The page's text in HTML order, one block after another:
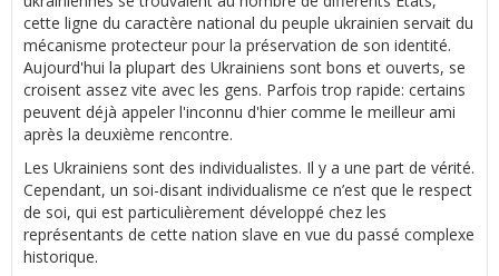
cette ligne du caractère national du peuple ukrainien servait du
mécanisme protecteur pour la préservation de son identité.
Aujourd'hui la plupart des Ukrainiens sont bons et ouverts, se
croisent assez vite avec les gens. Parfois trop rapide: certains
peuvent déjà appeler l'inconnu d'hier comme le meilleur ami
après la deuxième rencontre.
Les Ukrainiens sont des individualistes. Il y a une part de vérité.
Cependant, un soi-disant individualisme ce n’est que le respect
de soi, qui est particulièrement développé chez les
représentants de cette nation slave en vue du passé complexe
historique.